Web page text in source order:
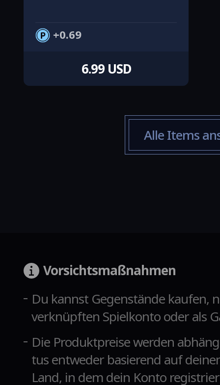
0.69
6.99 USD
Alle Items
Vorsichtsmaßnahmen
Du kannst Gegenstände kaufen,
verknüpften Spielkonto oder als
Die Produktpreise werden
tus entweder basierend auf
Land, in dem dein Konto